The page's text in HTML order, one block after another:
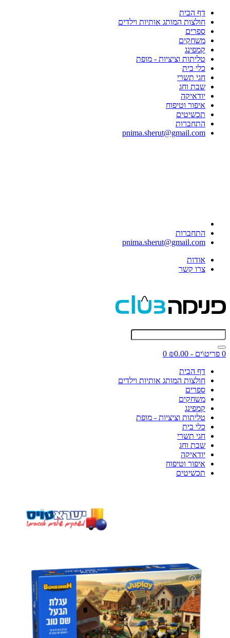
דף הבית
חולצות המותג אותיות וילדים
ספרים
משחקים
קמפינג
טליתות וציציות - מופת
כלי בית
חגי תשרי
שבת וחג
יודאיקה
איפור וטיפוח
תכשיטים
התחברות
pnima.sherut@gmail.com
התחברות
pnima.sherut@gmail.com
אודות
צרו קשר
0 פריט\ים - ₪0.00
0
דף הבית
חולצות המותג אותיות וילדים
ספרים
משחקים
קמפינג
טליתות וציציות - מופת
כלי בית
חגי תשרי
שבת וחג
יודאיקה
איפור וטיפוח
תכשיטים